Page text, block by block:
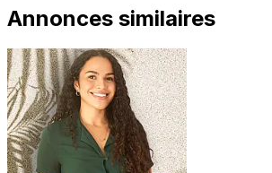
Annonces similaires